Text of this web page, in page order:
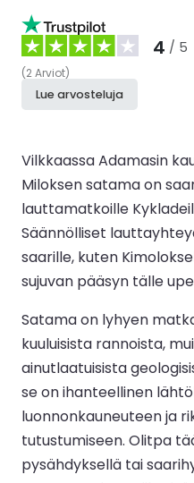
4 / 5
(2Arviot)
Lue arvosteluja
Vilkkaassa Adamasin
Miloksen satama on
lauttamatkoille
Säännölliset
saarille, kuten
sujuvan pääsyn tälle
Satama on lyhyen
kuuluisista rannoista,
ainutlaatuisista
se on ihanteellinen
luonnonkauneuteen ja
tutustumiseen. Olitpa
pysähdyksellä tai